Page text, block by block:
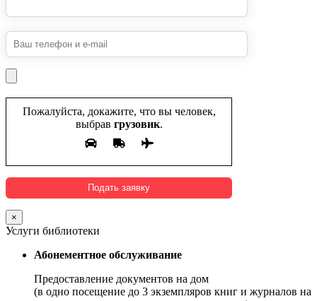
Пожалуйста, докажите, что вы человек,
выбрав грузовик.
×
Услуги библиотеки
Абонементное обслуживание
Предоставление документов на дом
(в одно посещение до 3 экземпляров книг и журналов на